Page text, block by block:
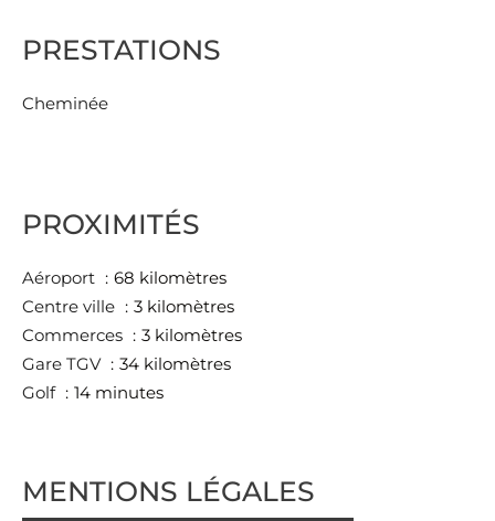
PRESTATIONS
Cheminée
PROXIMITÉS
Aéroport
68 kilomètres
Centre ville
3 kilomètres
Commerces
3 kilomètres
Gare TGV
34 kilomètres
Golf
14 minutes
MENTIONS LÉGALES